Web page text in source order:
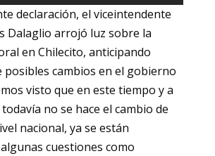
declaración, el viceintendente
Dalaglio arrojó luz sobre la
en Chilecito, anticipando
posibles cambios en el gobierno
visto que en este tiempo y a
no se hace el cambio de
nacional, ya se están
cuestiones como